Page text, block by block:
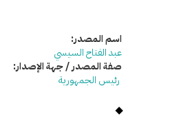
اسم المصدر:
عبد الفتاح السيسي
صفة المصدر / جهة الإصدار:
رئيس الجمهورية